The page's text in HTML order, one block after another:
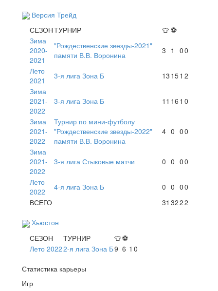
Версия Трейд
СЕЗОНТУРНИР 👕 ⚽
Зима
2020-
2021
"Рождественские звезды-2021"
памяти В.В. Воронина
3 1 00
Лето
2021
3-я лига Зона Б 13 151 2
Зима
2021-
2022
3-я лига Зона Б 11 16 1 0
Зима
2021-
2022
Турнир по мини-футболу
"Рождественские звезды-2022"
памяти В.В. Воронина
4 0 00
Зима
2021-
2022
3-я лига Стыковые матчи 0 0 00
Лето
2022
4-я лига Зона Б 0 0 00
ВСЕГО
31 3222
Хьюстон
СЕЗОН
ТУРНИР 👕⚽
Лето 20222-я лига Зона Б9 6 1 0
Статистика карьеры
Игр